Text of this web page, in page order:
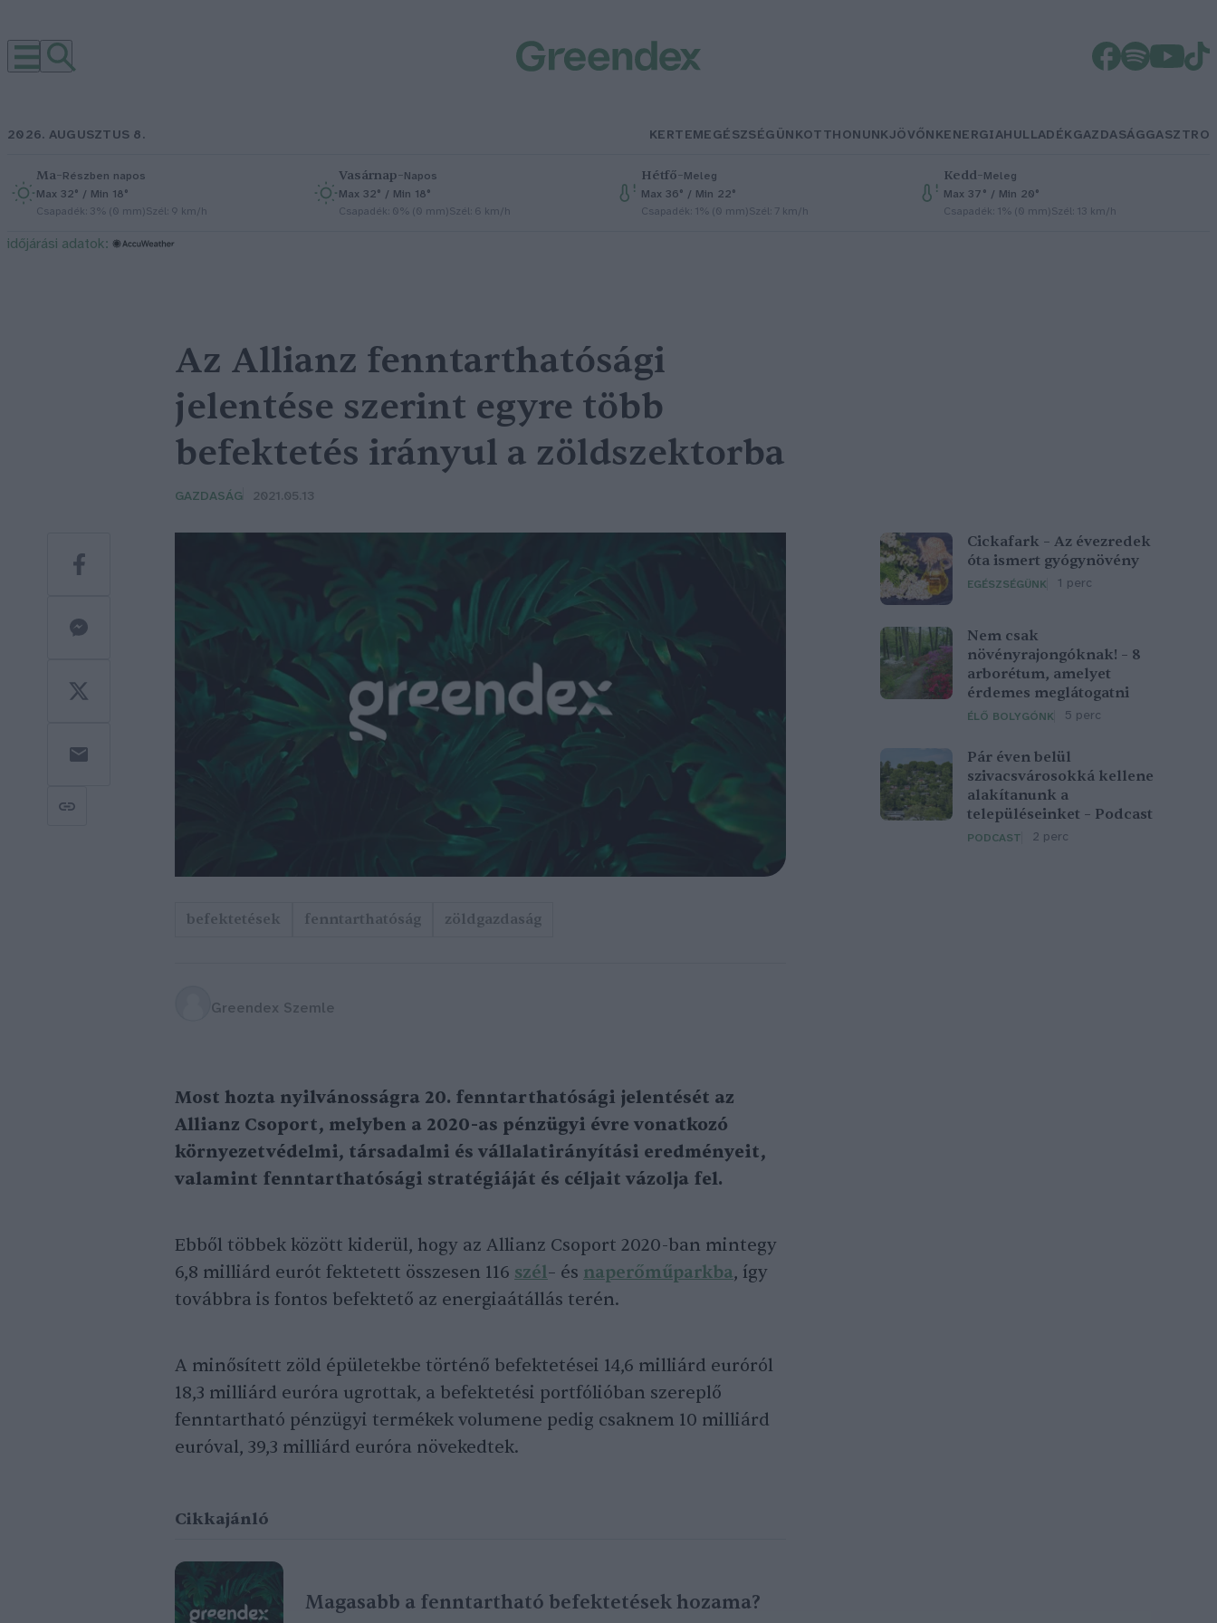
2026. AUGUSZTUS 8. KERTEMEGÉSZSÉGÜNKOTTHONUNKJÖVŐNKENERGIAHULLADÉKGAZDASÁGGASZTRO
Ma–Részben napos
Max 32° / Min 18°
Csapadék: 3% (0 mm)Szél: 9 km/h
Vasárnap–Napos
Max 32° / Min 18°
Csapadék: 0% (0 mm)Szél: 6 km/h
Hétfő–Meleg
Max 36° / Min 22°
Csapadék: 1% (0 mm)Szél: 7 km/h
Kedd–Meleg
Max 37° / Min 20°
Csapadék: 1% (0 mm)Szél: 13 km/h
időjárási adatok:
Cickafark – Az évezredek
óta ismert gyógynövény
EGÉSZSÉGÜNK 1 perc
Nem csak
növényrajongóknak! – 8
arborétum, amelyet
érdemes meglátogatni
ÉLŐ BOLYGÓNK 5 perc
Pár éven belül
szivacsvárosokká kellene
alakítanunk a
településeinket – Podcast
PODCAST 2 perc
Az Allianz fenntarthatósági
jelentése szerint egyre több
befektetés irányul a zöldszektorba
GAZDASÁG 2021.05.13
befektetések fenntarthatóság zöldgazdaság
Greendex Szemle
Most hozta nyilvánosságra 20. fenntarthatósági jelentését az
Allianz Csoport, melyben a 2020-as pénzügyi évre vonatkozó
környezetvédelmi, társadalmi és vállalatirányítási eredményeit,
valamint fenntarthatósági stratégiáját és céljait vázolja fel.
Ebből többek között kiderül, hogy az Allianz Csoport 2020-ban mintegy
6,8 milliárd eurót fektetett összesen 116 szél– és naperőműparkba, így
továbbra is fontos befektető az energiaátállás terén.
A minősített zöld épületekbe történő befektetései 14,6 milliárd euróról
18,3 milliárd euróra ugrottak, a befektetési portfólióban szereplő
fenntartható pénzügyi termékek volumene pedig csaknem 10 milliárd
euróval, 39,3 milliárd euróra növekedtek.
Cikkajánló
Magasabb a fenntartható befektetések hozama?